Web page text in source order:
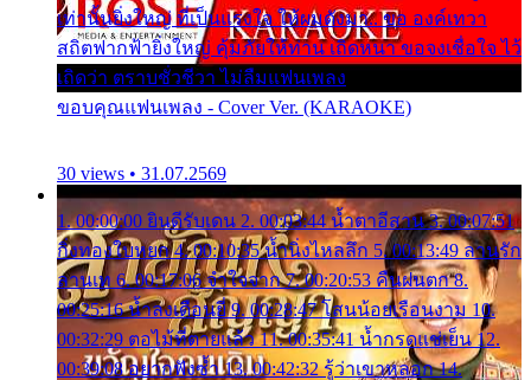
เท่านั้นยิ่งใหญ่ ที่เป็นแรงใจ ให้ผมดังมา.. ขอ องค์เทวา
สถิตฟากฟ้ายิ่งใหญ่ คุ้มภัยให้ท่าน เถิดหนา ขอจงเชื่อใจ ไว้
เถิดว่า ตราบชั่วชีวา ไม่ลืมแฟนเพลง
ขอบคุณแฟนเพลง - Cover Ver. (KARAOKE)
30 views • 31.07.2569
1. 00:00:00 ยินดีรับเดน 2. 00:03:44 น้ำตาอีสาน 3. 00:07:51
กิ่งทองใบหยก 4. 00:10:35 น้ำนิ่งไหลลึก 5. 00:13:49 ลานรัก
ลานเท 6. 00:17:06 จำใจจาก 7. 00:20:53 คืนฝนตก 8.
00:25:16 น้ำลงเดือนยี่ 9. 00:28:47 โสนน้อยเรือนงาม 10.
00:32:29 ตอไม้ที่ตายแล้ว 11. 00:35:41 น้ำกรดแช่เย็น 12.
00:39:08 อยากฟังซ้ำ 13. 00:42:32 รู้ว่าเขาหลอก 14.